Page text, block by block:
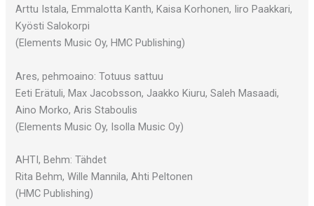
Arttu Istala, Emmalotta Kanth, Kaisa Korhonen, Iiro Paakkari,
Kyösti Salokorpi
(Elements Music Oy, HMC Publishing)
Ares, pehmoaino: Totuus sattuu
Eeti Erätuli, Max Jacobsson, Jaakko Kiuru, Saleh Masaadi,
Aino Morko, Aris Staboulis
(Elements Music Oy, Isolla Music Oy)
AHTI, Behm: Tähdet
Rita Behm, Wille Mannila, Ahti Peltonen
(HMC Publishing)